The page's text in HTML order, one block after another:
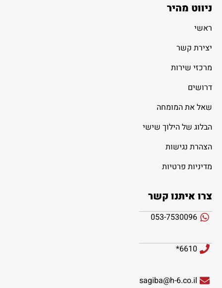
ניווט מהיר
ראשי
יצירת קשר
מרכזי שירות
דרושים
שאל את המומחה
הבלוג של הילוך שישי
הצהרת נגישות
מדיניות פרטיות
צרו איתנו קשר
053-7530096
6610*
sagiba@h-6.co.il